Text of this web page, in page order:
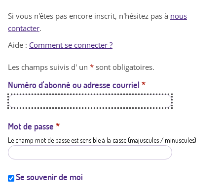
n
t
a
t
i
Si vous n'êtes pas encore inscrit, n'hésitez pas à nous
contacter.
Aide : Comment se connecter ?
Les champs suivis d' un * sont obligatoires.
Numéro d'abonné ou adresse courriel *
Mot de passe *
Le champ mot de passe est sensible à la casse (majuscules / minuscules)
Se souvenir de moi